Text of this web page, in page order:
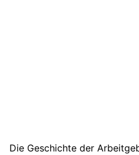
Die Geschichte der